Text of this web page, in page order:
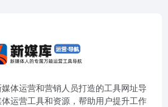
体运营和营销人员打造的工具网址导
运营工具和资源，帮助用户提升工作